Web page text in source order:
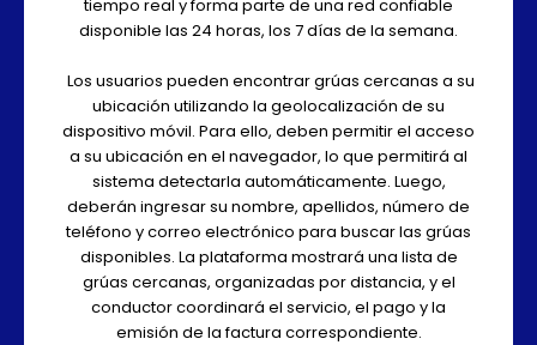
tiempo real y forma parte de una red confiable
disponible las 24 horas, los 7 días de la semana.
Los usuarios pueden encontrar grúas cercanas a su
ubicación utilizando la geolocalización de su
dispositivo móvil. Para ello, deben permitir el acceso
a su ubicación en el navegador, lo que permitirá al
sistema detectarla automáticamente. Luego,
deberán ingresar su nombre, apellidos, número de
teléfono y correo electrónico para buscar las grúas
disponibles. La plataforma mostrará una lista de
grúas cercanas, organizadas por distancia, y el
conductor coordinará el servicio, el pago y la
emisión de la factura correspondiente.